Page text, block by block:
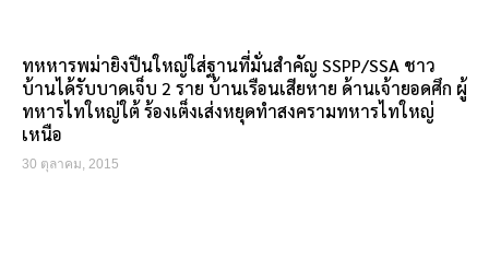
ทหหารพม่ายิงปืนใหญ่ใส่ฐานที่มั่นสำคัญ SSPP/SSA ชาว
บ้านได้รับบาดเจ็บ 2 ราย บ้านเรือนเสียหาย ด้านเจ้ายอดศึก ผู้
ทหารไทใหญ่ใต้ ร้องเต็งเส่งหยุดทำสงครามทหารไทใหญ่
เหนือ
30 ตุลาคม, 2015